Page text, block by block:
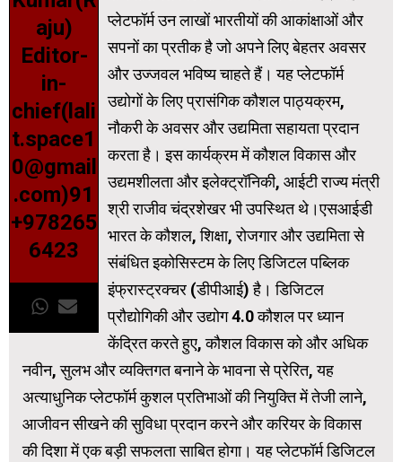
aju)
Editor-
in-
chief(lali
t.space1
0@gmail
.com)91
+978265
6423
प्लेटफॉर्म उन लाखों भारतीयों की आकांक्षाओं और
सपनों का प्रतीक है जो अपने लिए बेहतर अवसर
और उज्जवल भविष्य चाहते हैं। यह प्लेटफॉर्म
उद्योगों के लिए प्रासंगिक कौशल पाठ्यक्रम,
नौकरी के अवसर और उद्यमिता सहायता प्रदान
करता है। इस कार्यक्रम में कौशल विकास और
उद्यमशीलता और इलेक्ट्रॉनिकी, आईटी राज्य मंत्री
श्री राजीव चंद्रशेखर भी उपस्थित थे।एसआईडी
भारत के कौशल, शिक्षा, रोजगार और उद्यमिता से
संबंधित इकोसिस्टम के लिए डिजिटल पब्लिक
इंफ्रास्ट्रक्चर (डीपीआई) है। डिजिटल
प्रौद्योगिकी और उद्योग 4.0 कौशल पर ध्यान
केंद्रित करते हुए, कौशल विकास को और अधिक
नवीन, सुलभ और व्यक्तिगत बनाने के भावना से प्रेरित, यह
अत्याधुनिक प्लेटफॉर्म कुशल प्रतिभाओं की नियुक्ति में तेजी लाने,
आजीवन सीखने की सुविधा प्रदान करने और करियर के विकास
की दिशा में एक बड़ी सफलता साबित होगा। यह प्लेटफॉर्म डिजिटल